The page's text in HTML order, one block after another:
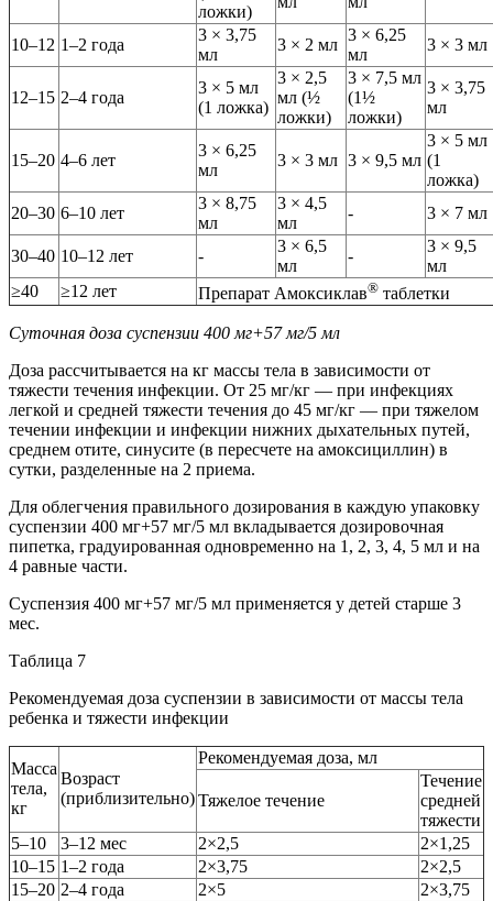
ложки)
10–12 1–2 года
3 × 3,75
мл
3 × 2 мл
3 × 6,25
мл
3 × 3 мл
12–15 2–4 года
3 × 5 мл
(1 ложка)
3 × 2,5
мл (½
ложки)
3 × 7,5 мл
(1½
ложки)
3 × 3,75
мл
15–20 4–6 лет
3 × 6,25
мл
3 × 3 мл 3 × 9,5 мл
3 × 5 мл
(1
ложка)
20–30 6–10 лет
3 × 8,75
мл
3 × 4,5
мл
- 3 × 7 мл
30–40 10–12 лет -
3 × 6,5
мл
-
3 × 9,5
мл
≥40
≥12 лет Препарат Амоксиклав® таблетки
Суточная доза суспензии 400 мг+57 мг/5 мл
Доза рассчитывается на кг массы тела в зависимости от
тяжести течения инфекции. От 25 мг/кг — при инфекциях
легкой и средней тяжести течения до 45 мг/кг — при тяжелом
течении инфекции и инфекции нижних дыхательных путей,
среднем отите, синусите (в пересчете на амоксициллин) в
сутки, разделенные на 2 приема.
Для облегчения правильного дозирования в каждую упаковку
суспензии 400 мг+57 мг/5 мл вкладывается дозировочная
пипетка, градуированная одновременно на 1, 2, 3, 4, 5 мл и на
4 равные части.
Суспензия 400 мг+57 мг/5 мл применяется у детей старше 3
мес.
Таблица 7
Рекомендуемая доза суспензии в зависимости от массы тела
ребенка и тяжести инфекции
Масса
тела,
кг
Возраст
(приблизительно)
Рекомендуемая доза, мл
Тяжелое течение
Течение
средней
тяжести
5–10
3–12 мес 2×2,5
2×1,25
10–15 1–2 года 2×3,75
2×2,5
15–20 2–4 года 2×5
2×3,75